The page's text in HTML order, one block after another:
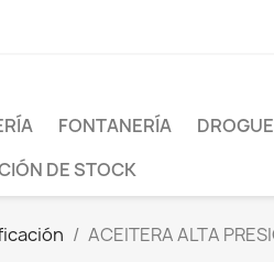
FONTANERÍA
DE STOCK
ACEITERA ALTA